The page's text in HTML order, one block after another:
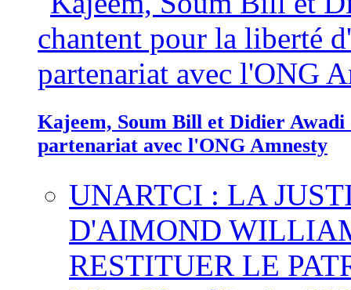
Kajeem, Soum Bill et Didier
partenariat avec l'ONG Amnesty
UNARTCI : LA
D'AIMOND
RESTITUER LE